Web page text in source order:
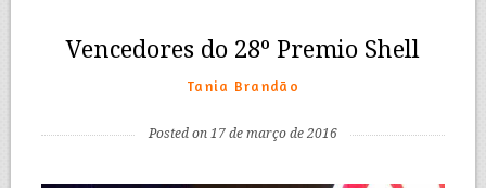
Vencedores do 28º Premio Shell
Tania Brandão
Posted on 17 de março de 2016